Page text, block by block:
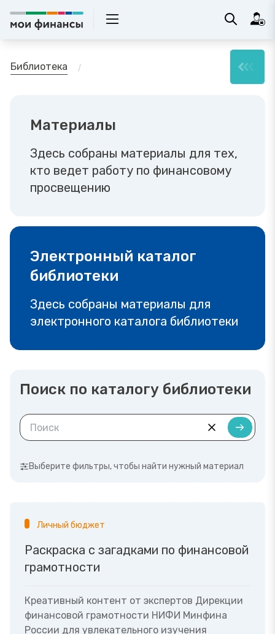
Библиотека
Материалы
Здесь собраны материалы для тех,
кто ведет работу по финансовому
просвещению
Электронный каталог
библиотеки
Здесь собраны материалы для
электронного каталога библиотеки
Поиск по каталогу библиотеки
Выберите фильтры, чтобы найти нужный материал
Личный бюджет
Раскраска с загадками по финансовой
грамотности
Креативный контент от экспертов Дирекции
финансовой грамотности НИФИ Минфина
России для увлекательного изучения